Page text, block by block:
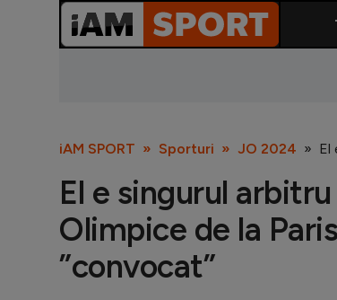
iAM SPORT Sporturi JO 2024 El
El e singurul
Olimpice de la
”convocat”